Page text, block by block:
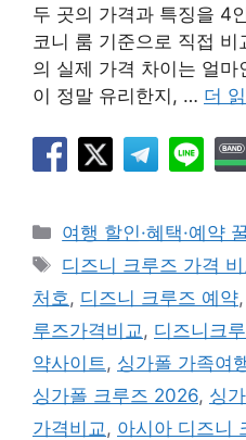
두 곳의 가격과 특징을 4
코니 룸 기준으로 직접 비
의 실제 가격 차이는 얼마
이 정말 유리한지, … 더
카
테
리
여행 할인·혜택·예약
태
그
디즈니 크루즈 가격
처호, 디즈니 크루즈 예약,
루즈가격비교, 디즈니크
약사이트, 싱가폴 가족여
싱가폴 크루즈 2026, 싱
가격비교, 아시아 디즈니